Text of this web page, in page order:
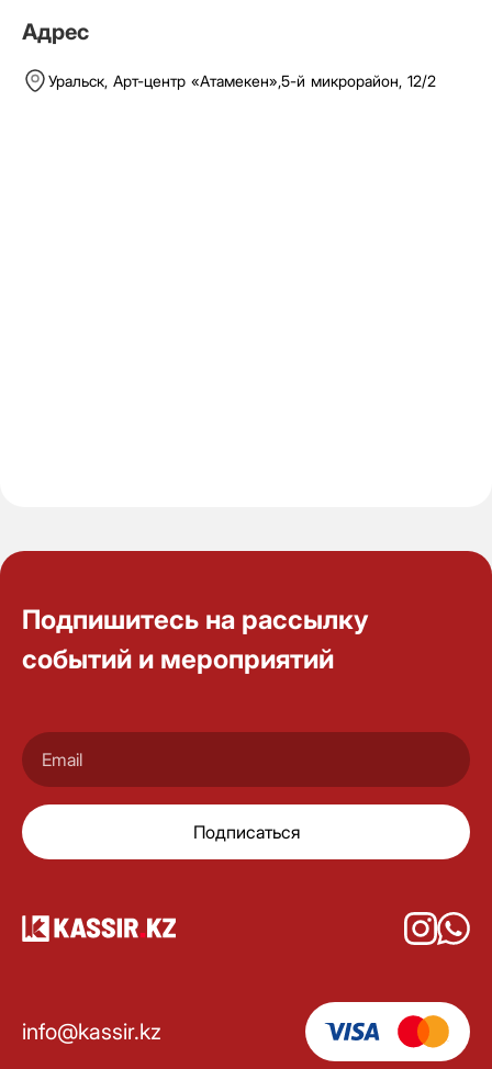
Адрес
Уральск, Арт-центр «Атамекен»,5-й микрорайон, 12/2
Подпишитесь на рассылку
событий и мероприятий
Подписаться
info@kassir.kz